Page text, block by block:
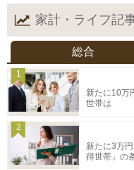
家計・ライフ記
総合
1
新たに10万
世帯は
2
新たに3万
得世帯」の